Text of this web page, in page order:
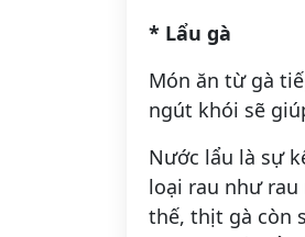
* Lẩu gà
Món ăn từ gà
ngút khói sẽ
Nước lẩu là sự
loại rau như
thế, thịt gà còn